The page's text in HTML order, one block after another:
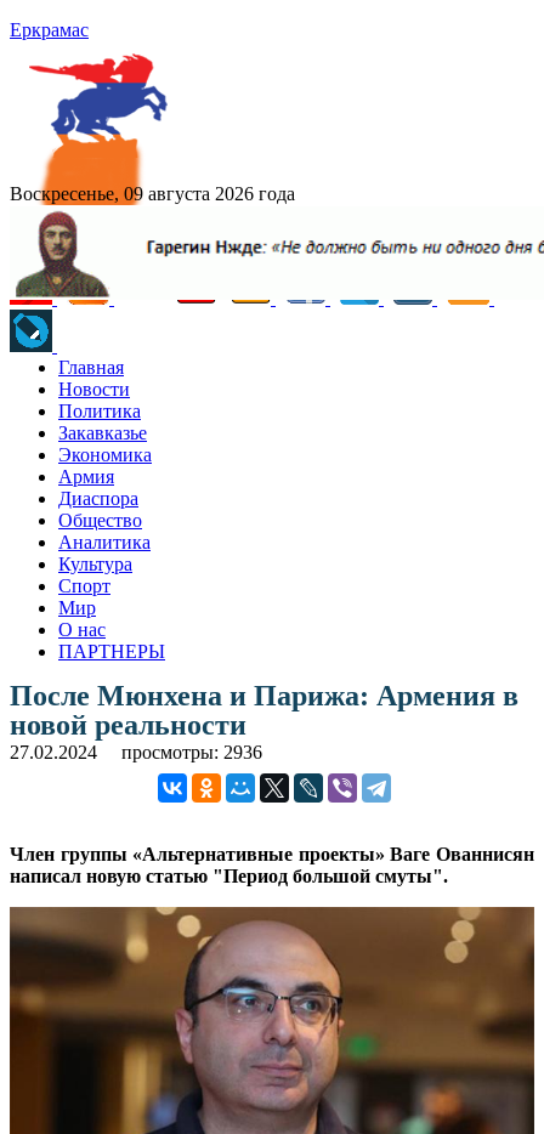
Еркрамас
Воскресенье, 09 августа 2026 года
Главная
Новости
Политика
Закавказье
Экономика
Армия
Диаспора
Общество
Аналитика
Культура
Спорт
Мир
О нас
ПАРТНЕРЫ
После Мюнхена и Парижа: Армения в
новой реальности
27.02.2024 просмотры: 2936
Член группы «Альтернативные проекты» Ваге Ованнисян
написал новую статью "Период большой смуты".